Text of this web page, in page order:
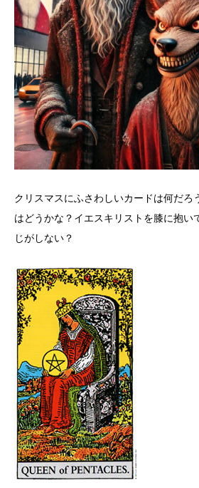
クリスマスにふさわしいカードは何だろ
はどうかな？イエスキリストを膝に抱い
じがしない？